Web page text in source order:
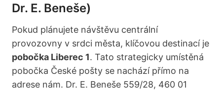
Dr. E. Beneše)
Pokud plánujete návštěvu centrální
provozovny v srdci města, klíčovou destinací je
pobočka Liberec 1. Tato strategicky umístěná
pobočka České pošty se nachází přímo na
adrese nám. Dr. E. Beneše 559/28, 460 01